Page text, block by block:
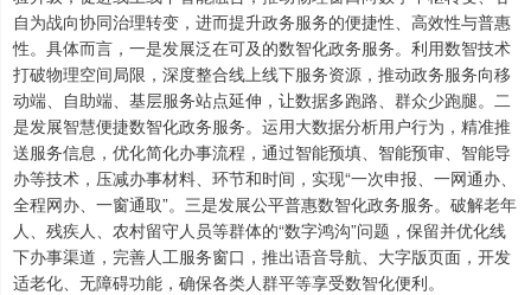
自为战向协同治理转变，进而提升政务服务的便捷性、高效性与普惠
性。具体而言，一是发展泛在可及的数智化政务服务。利用数智技术
打破物理空间局限，深度整合线上线下服务资源，推动政务服务向移
动端、自助端、基层服务站点延伸，让数据多跑路、群众少跑腿。二
是发展智慧便捷数智化政务服务。运用大数据分析用户行为，精准推
送服务信息，优化简化办事流程，通过智能预填、智能预审、智能导
办等技术，压减办事材料、环节和时间，实现“一次申报、一网通办、
全程网办、一窗通取”。三是发展公平普惠数智化政务服务。破解老年
人、残疾人、农村留守人员等群体的“数字鸿沟”问题，保留并优化线
下办事渠道，完善人工服务窗口，推出语音导航、大字版页面，开发
适老化、无障碍功能，确保各类人群平等享受数智化便利。